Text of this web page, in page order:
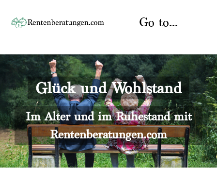
content
Go to...
Startseite
Rente
Rentenberater
Rentenversicherung
Versicherungsberatung
Über uns
Kontakt
Glück und Wohlstand
Im Alter und im Ruhestand mit
Rentenberatungen.com